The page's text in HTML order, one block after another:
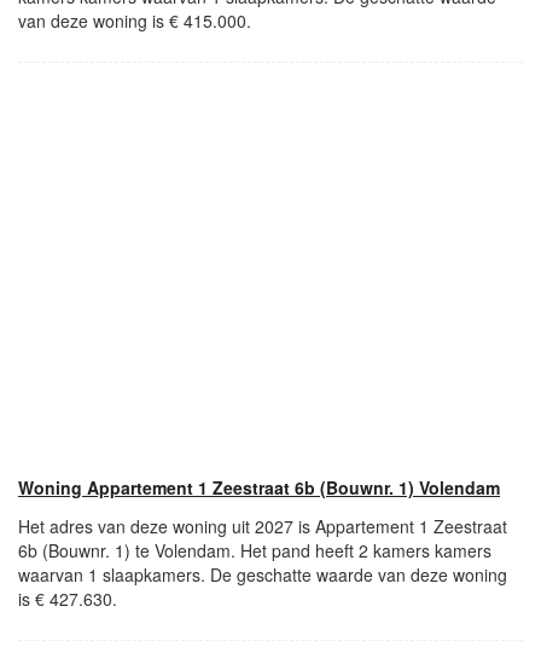
van deze woning is € 415.000.
Woning Appartement 1 Zeestraat 6b (Bouwnr. 1) Volendam
Het adres van deze woning uit 2027 is Appartement 1 Zeestraat
6b (Bouwnr. 1) te Volendam. Het pand heeft 2 kamers kamers
waarvan 1 slaapkamers. De geschatte waarde van deze woning
is € 427.630.